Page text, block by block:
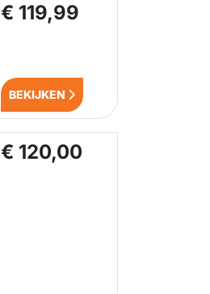
€ 119,99
BEKIJKEN
€ 120,00